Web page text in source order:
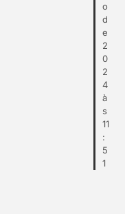
o
d
e
2
0
2
4
à
s
11
:
5
1